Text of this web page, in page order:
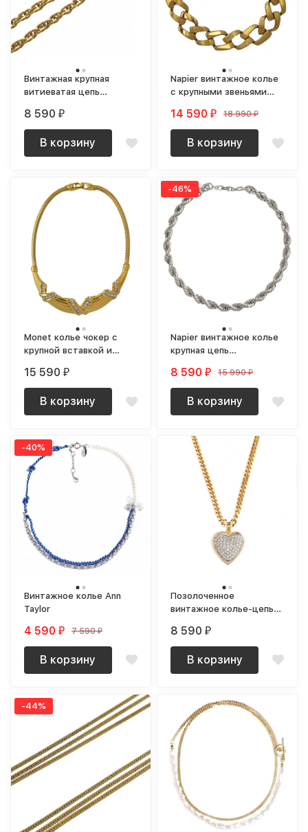
Винтажная крупная
витиеватая цепь
позолоченная
8 590 ₽
В корзину
Napier винтажное колье
с крупными звеньями
14 590 ₽ 18 990 ₽
В корзину
Monet колье чокер с
крупной вставкой и
15 590 ₽
В корзину
-46%
Napier винтажное колье
крупная цепь
8 590 ₽ 15 990 ₽
В корзину
-40%
Винтажное колье Ann
Taylor
4 590 ₽ 7 590 ₽
В корзину
Позолоченное
винтажное колье-цепь с
Love
8 590 ₽
В корзину
-44%